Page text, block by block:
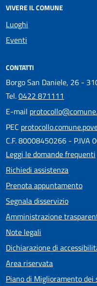
VIVERE IL COMUNE
Luoghi
Eventi
CONTATTI
Borgo San Daniele, 26 -
Tel.0422 871111
E-mail
PEC
C.F. 80008450266 - P.IVA
Leggi le domande frequenti
Richiedi assistenza
Prenota appuntamento
Segnala disservizio
Amministrazione
Note legali
Dichiarazione di
Area riservata
Piano di Miglioramento dei